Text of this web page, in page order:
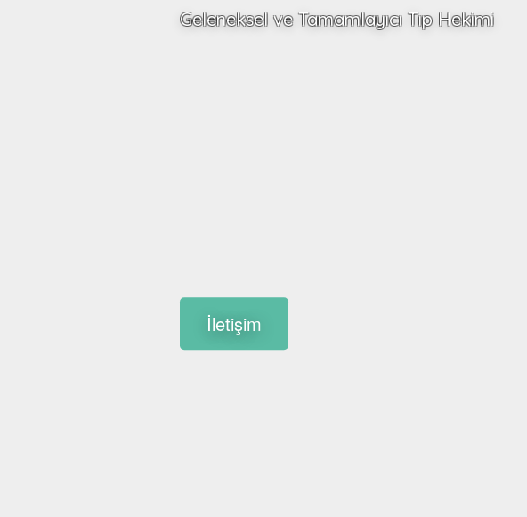
Geleneksel ve Tamamlayıcı Tıp Hekimi
İletişim